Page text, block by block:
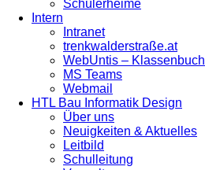
Schülerheime
Intern
Intranet
trenkwalderstraße.at
WebUntis – Klassenbuch
MS Teams
Webmail
HTL Bau Informatik Design
Über uns
Neuigkeiten & Aktuelles
Leitbild
Schulleitung